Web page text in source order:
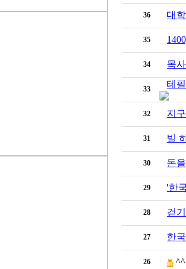
36 대
35
34 목
33 테
32 지
31 빌
30 돈
29 '한
28 걷
27 한
26